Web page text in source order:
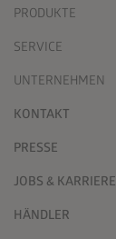
PRODUKTE
SERVICE
UNTERNEHMEN
KONTAKT
PRESSE
JOBS & KARRIERE
HÄNDLER